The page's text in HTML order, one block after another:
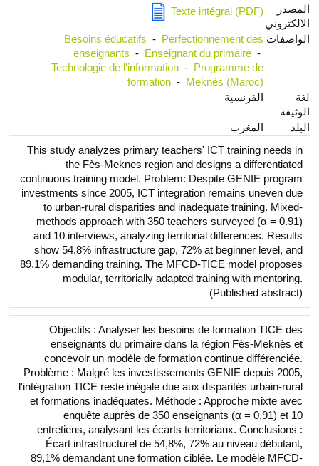
المصدر
الالكتروني
Texte intégral (PDF)
الواصفات Besoins éducatifs - Perfectionnement des
enseignants - Enseignant du primaire-
Technologie de l'information- Programme de
formation- Meknès (Maroc)
لغة
الوثيقة
الفرنسية
البلد
المغرب
This study analyzes primary teachers' ICT training needs in
the Fès-Meknes region and designs a differentiated
continuous training model. Problem: Despite GENIE program
investments since 2005, ICT integration remains uneven due
to urban-rural disparities and inadequate training. Mixed-
methods approach with 350 teachers surveyed (α = 0.91)
and 10 interviews, analyzing territorial differences. Results
show 54.8% infrastructure gap, 72% at beginner level, and
89.1% demanding training. The MFCD-TICE model proposes
modular, territorially adapted training with mentoring.
(Published abstract)
Objectifs : Analyser les besoins de formation TICE des
enseignants du primaire dans la région Fès-Meknès et
concevoir un modèle de formation continue différenciée.
Problème : Malgré les investissements GENIE depuis 2005,
l'intégration TICE reste inégale due aux disparités urbain-rural
et formations inadéquates. Méthode : Approche mixte avec
enquête auprès de 350 enseignants (α = 0,91) et 10
entretiens, analysant les écarts territoriaux. Conclusions :
Écart infrastructurel de 54,8%, 72% au niveau débutant,
89,1% demandant une formation ciblée. Le modèle MFCD-